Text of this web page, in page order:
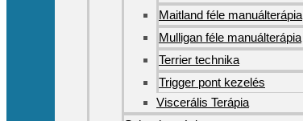
Maitland féle manuálterápia
Mulligan féle manuálterápia
Terrier technika
Trigger pont kezelés
Viscerális Terápia